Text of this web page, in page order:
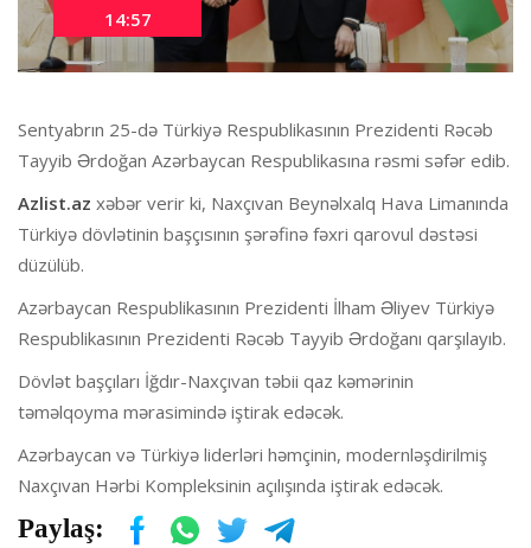
14:57
Sentyabrın 25-də Türkiyə Respublikasının Prezidenti Rəcəb
Tayyib Ərdoğan Azərbaycan Respublikasına rəsmi səfər edib.
Azlist.az xəbər verir ki, Naxçıvan Beynəlxalq Hava Limanında
Türkiyə dövlətinin başçısının şərəfinə fəxri qarovul dəstəsi
düzülüb.
Azərbaycan Respublikasının Prezidenti İlham Əliyev Türkiyə
Respublikasının Prezidenti Rəcəb Tayyib Ərdoğanı qarşılayıb.
Dövlət başçıları İğdır-Naxçıvan təbii qaz kəmərinin
təməlqoyma mərasimində iştirak edəcək.
Azərbaycan və Türkiyə liderləri həmçinin, modernləşdirilmiş
Naxçıvan Hərbi Kompleksinin açılışında iştirak edəcək.
Paylaş: